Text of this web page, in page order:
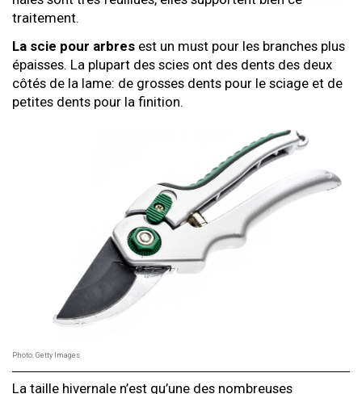
traitement.
La scie pour arbres est un must pour les branches plus
épaisses. La plupart des scies ont des dents des deux
côtés de la lame: de grosses dents pour le sciage et de
petites dents pour la finition.
Photo: Getty Images
La taille hivernale n’est qu’une des nombreuses